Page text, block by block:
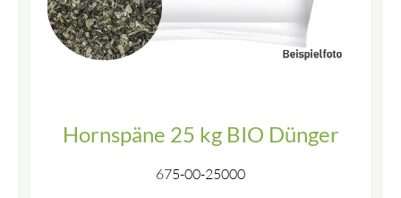
Hornspäne 25 kg BIO Dünger
675-00-25000